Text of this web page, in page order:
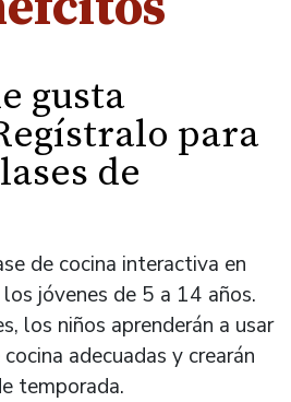
gusta
para
de
de cocina interactiva en
jóvenes de 5 a 14 años.
los niños aprenderán a usar
adecuadas y crearán
temporada.